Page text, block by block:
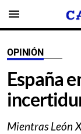
menu
OPINIÓN
España
Mientras León